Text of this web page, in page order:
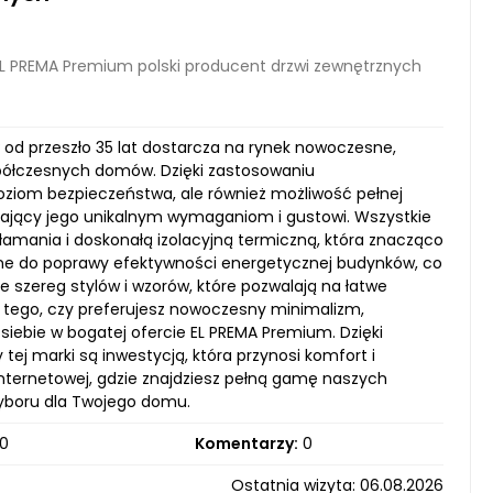
PREMA Premium polski producent drzwi zewnętrznych
przeszło 35 lat dostarcza na rynek nowoczesne,
domów. Dzięki zastosowaniu
bezpieczeństwa, ale również możliwość pełnej
jego unikalnym wymaganiom i gustowi. Wszystkie
i doskonałą izolacyjną termiczną, która znacząco
do poprawy efektywności energetycznej budynków, co
stylów i wzorów, które pozwalają na łatwe
czy preferujesz nowoczesny minimalizm,
w bogatej ofercie EL PREMA Premium. Dzięki
tej marki są inwestycją, która przynosi komfort i
gdzie znajdziesz pełną gamę naszych
dla Twojego domu.
0 Komentarzy: 0
Ostatnia wizyta: 06.08.2026